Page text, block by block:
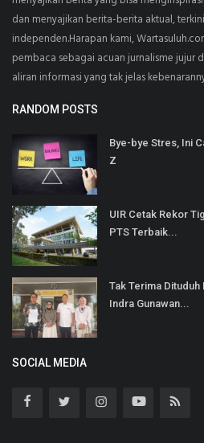
dan menyajikan berita-berita aktual,
independen.Harapan kami,
pembaca sebagai acuan jurnalisme jujur
aliran informasi yang tak jelas
RANDOM POSTS
Bye-bye Stres, Ini
Z
UIR Cetak Rekor
PTS Terbaik...
Tak Terima Dituduh
Indra Gunawan...
SOCIAL MEDIA